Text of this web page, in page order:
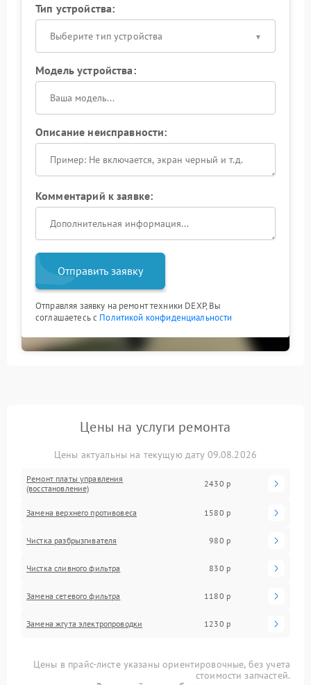
Тип устройства:
Выберите тип устройства
Модель устройства:
Описание неисправности:
Комментарий к заявке:
Отправить заявку
Отправляя заявку на ремонт техники DEXP, Вы
соглашаетесь с Политикой конфиденциальности
Цены на услуги ремонта
Цены актуальны на текущую дату 09.08.2026
Ремонт платы управления
(восстановление)
2430 р
Замена верхнего противовеса 1580 р
Чистка разбрызгивателя 980 р
Чистка сливного фильтра 830 р
Замена сетевого фильтра 1180 р
Замена жгута электропроводки 1230 р
Цены в прайс-листе указаны ориентировочные, без учета
стоимости запчастей.